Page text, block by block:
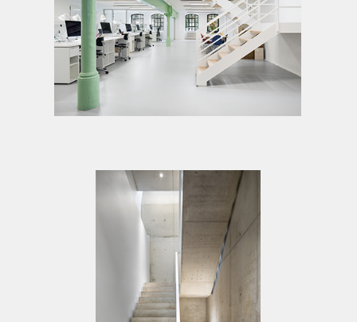
Direktbeauftragung